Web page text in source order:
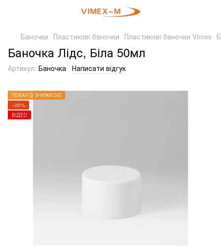
Баночки Пластикові баночки Пластикові баночки Vimex
Баночка Лідс, Біла 50мл
Артикул: Баночка Написати відгук
ТОВАР ЗІ ЗНИЖКОЮ
−20%
ВІДЕО